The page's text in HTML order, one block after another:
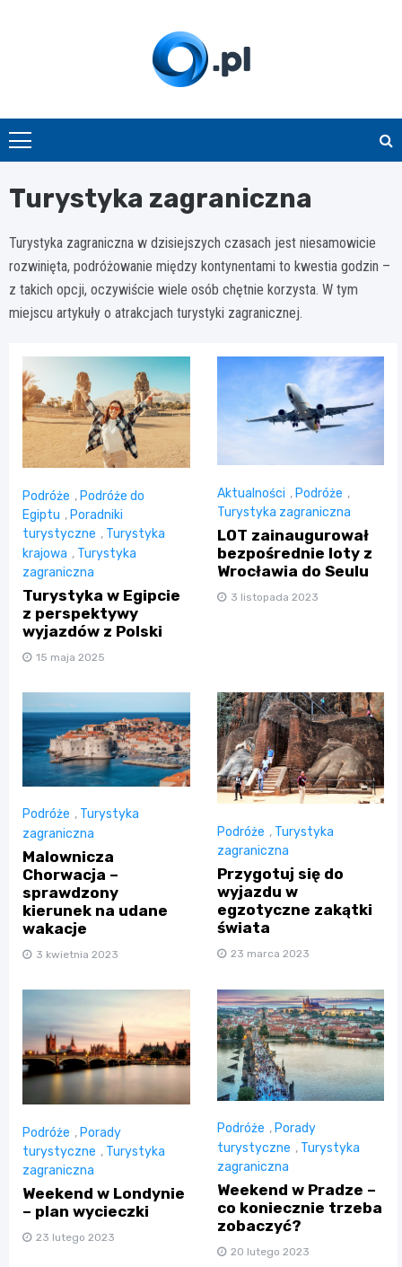
O.pl
Turystyka zagraniczna
Turystyka zagraniczna w dzisiejszych czasach jest niesamowicie
rozwinięta, podróżowanie między kontynentami to kwestia godzin –
z takich opcji, oczywiście wiele osób chętnie korzysta. W tym
miejscu artykuły o atrakcjach turystyki zagranicznej.
Podróże , Podróże do
Egiptu , Poradniki
turystyczne , Turystyka
krajowa , Turystyka
zagraniczna
Turystyka w Egipcie
z perspektywy
wyjazdów z Polski
15 maja 2025
Aktualności , Podróże ,
Turystyka zagraniczna
LOT zainaugurował
bezpośrednie loty z
Wrocławia do Seulu
3 listopada 2023
Podróże , Turystyka
zagraniczna
Malownicza
Chorwacja –
sprawdzony
kierunek na udane
wakacje
3 kwietnia 2023
Podróże , Turystyka
zagraniczna
Przygotuj się do
wyjazdu w
egzotyczne zakątki
świata
23 marca 2023
Podróże , Porady
turystyczne , Turystyka
zagraniczna
Weekend w Londynie
– plan wycieczki
23 lutego 2023
Podróże ,Porady
turystyczne , Turystyka
zagraniczna
Weekend w Pradze –
co koniecznie trzeba
zobaczyć?
20 lutego 2023